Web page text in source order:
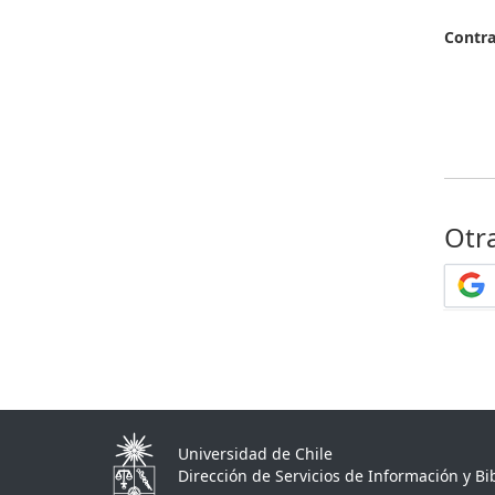
Universidad de Chile
Dirección de Servicios de Información y